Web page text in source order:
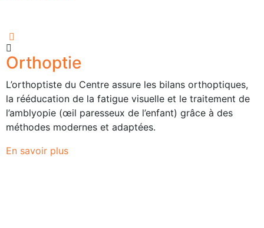
Orthoptie
L’orthoptiste du Centre assure les bilans orthoptiques,
la rééducation de la fatigue visuelle et le traitement de
l’amblyopie (œil paresseux de l’enfant) grâce à des
méthodes modernes et adaptées.
En savoir plus